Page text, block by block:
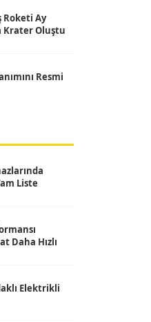
Roketi Ay
Krater Oluştu
Resmi
Liste
Daha Hızlı
Elektrikli